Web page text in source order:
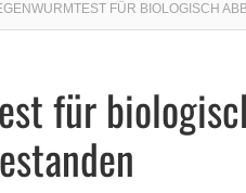
FÜR BIOLOGISCH
für